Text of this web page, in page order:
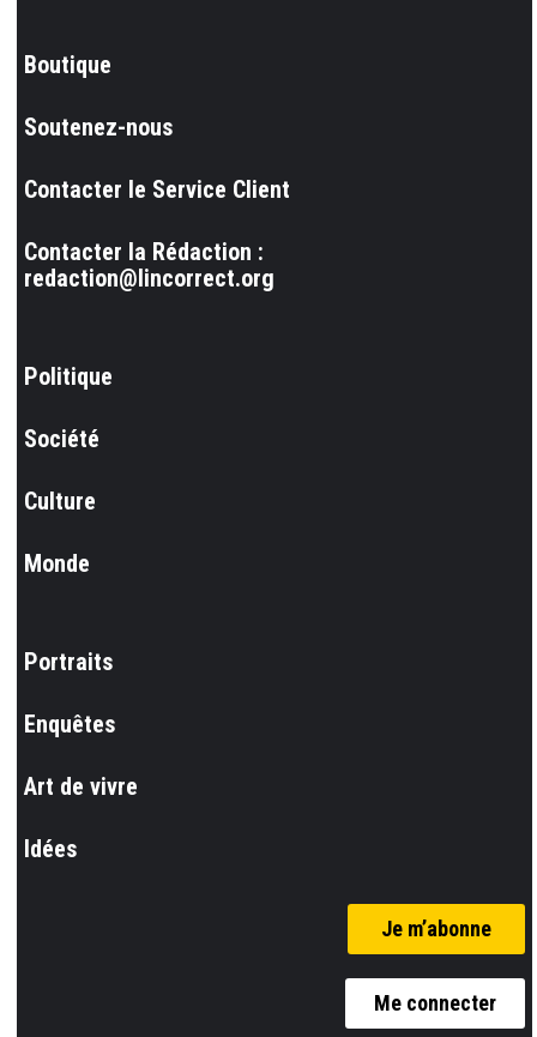
Boutique
Soutenez-nous
Contacter le Service Client
Contacter la Rédaction :
redaction@lincorrect.org
Politique
Société
Culture
Monde
Portraits
Enquêtes
Art de vivre
Idées
Je m’abonne
Me connecter